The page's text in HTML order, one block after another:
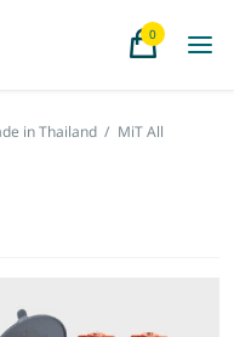
0
in Thailand / MiT All